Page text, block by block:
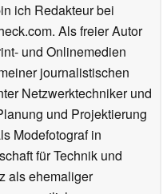
ich Redakteur bei
Als freier Autor
und Onlinemedien
journalistischen
Netzwerktechniker und
und Projektierung
Modefotograf in
für Technik und
als ehemaliger